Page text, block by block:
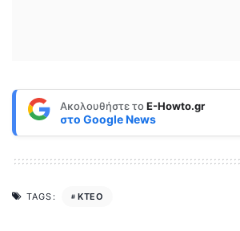
Ακολουθήστε τοE-Howto.gr
στο Google News
TAGS: ΚΤΕΟ